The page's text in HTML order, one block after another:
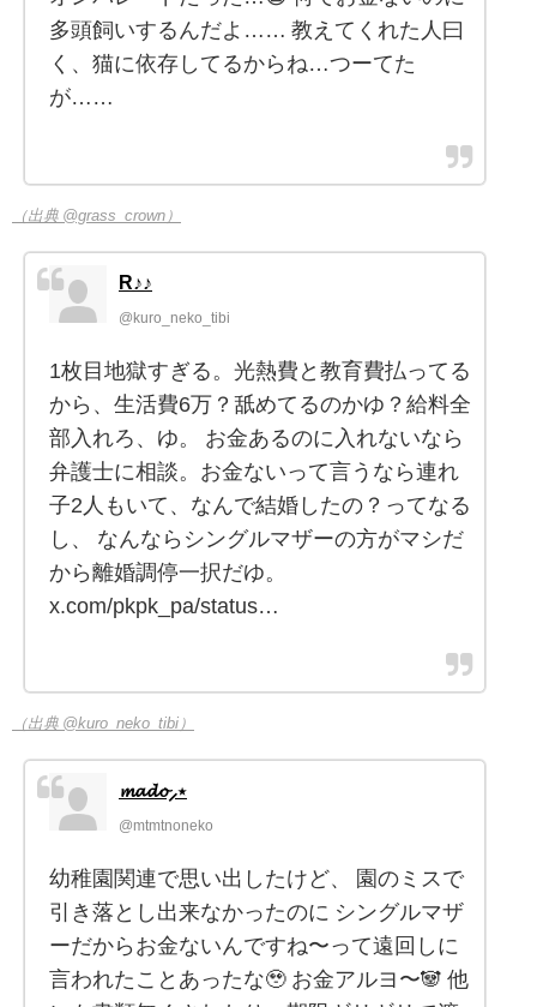
多頭飼いするんだよ…… 教えてくれた人曰
く、猫に依存してるからね…つーてた
が……
（出典 @grass_crown）
R♪♪
@kuro_neko_tibi
1枚目地獄すぎる。光熱費と教育費払ってる
から、生活費6万？舐めてるのかゆ？給料全
部入れろ、ゆ。 お金あるのに入れないなら
弁護士に相談。お金ないって言うなら連れ
子2人もいて、なんで結婚したの？ってなる
し、 なんならシングルマザーの方がマシだ
から離婚調停一択だゆ。
x.com/pkpk_pa/status…
（出典 @kuro_neko_tibi）
𝓶𝓪𝓭𝓸⸝⋆
@mtmtnoneko
幼稚園関連で思い出したけど、 園のミスで
引き落とし出来なかったのに シングルマザ
ーだからお金ないんですね〜って遠回しに
言われたことあったな🥹 お金アルヨ〜🐼 他